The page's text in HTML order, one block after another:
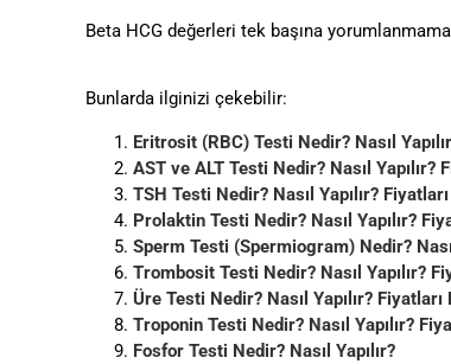
Beta HCG değerleri tek başına
Bunlarda ilginizi çekebilir:
Eritrosit (RBC) Testi Nedir? Nasıl
AST ve ALT Testi Nedir? Nasıl Yapılır?
TSH Testi Nedir? Nasıl Yapılır?
Prolaktin Testi Nedir? Nasıl Yapılır?
Sperm Testi (Spermiogram) Nedir?
Trombosit Testi Nedir? Nasıl Yapılır?
Üre Testi Nedir? Nasıl Yapılır? Fiyatları
Troponin Testi Nedir? Nasıl Yapılır?
Fosfor Testi Nedir? Nasıl Yapılır?